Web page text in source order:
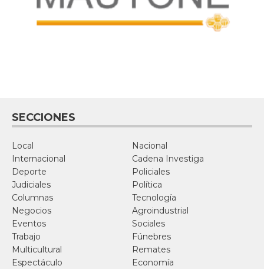
SECCIONES
Local
Nacional
Internacional
Cadena Investiga
Deporte
Policiales
Judiciales
Política
Columnas
Tecnología
Negocios
Agroindustrial
Eventos
Sociales
Trabajo
Fúnebres
Multicultural
Remates
Espectáculo
Economía